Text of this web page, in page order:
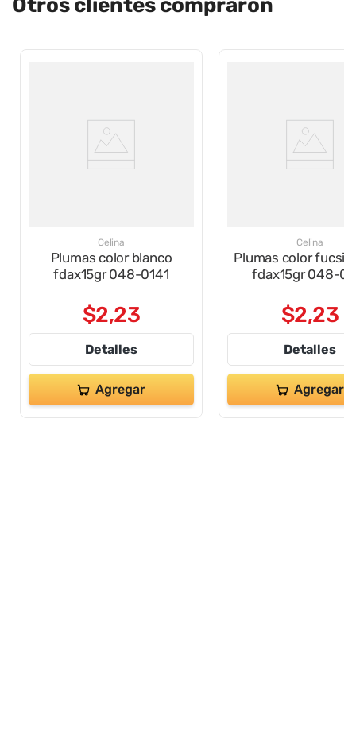
Otros clientes compraron
Celina
Plumas color blanco
fdax15gr 048-0141
$2,23
Detalles
Agregar
Celina
Plumas color fucsia
fdax15gr 048-
$2,23
Detalles
Agregar